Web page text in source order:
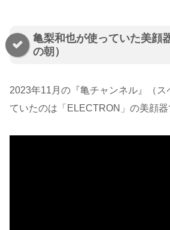
亀梨和也が使っていた美顔
の朝）
2023年11月の『亀チャンネル』（ス
ていたのは「ELECTRON」の美顔器